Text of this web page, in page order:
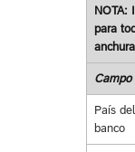
NOTA:
para
Campo
País del
banco